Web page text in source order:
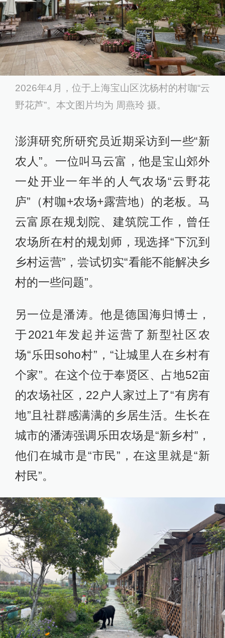
2026年4月，位于上海宝山区沈杨村的村咖“云
野花芦”。本文图片均为 周燕玲 摄。
澎湃研究所研究员近期采访到一些“新
农人”。一位叫马云富，他是宝山郊外
一处开业一年半的人气农场“云野花
庐”（村咖+农场+露营地）的老板。马
云富原在规划院、建筑院工作，曾任
农场所在村的规划师，现选择“下沉到
乡村运营”，尝试切实“看能不能解决乡
村的一些问题”。
另一位是潘涛。他是德国海归博士，
于2021年发起并运营了新型社区农
场“乐田soho村”，“让城里人在乡村有
个家”。在这个位于奉贤区、占地52亩
的农场社区，22户人家过上了“有房有
地”且社群感满满的乡居生活。生长在
城市的潘涛强调乐田农场是“新乡村”，
他们在城市是“市民”，在这里就是“新
村民”。